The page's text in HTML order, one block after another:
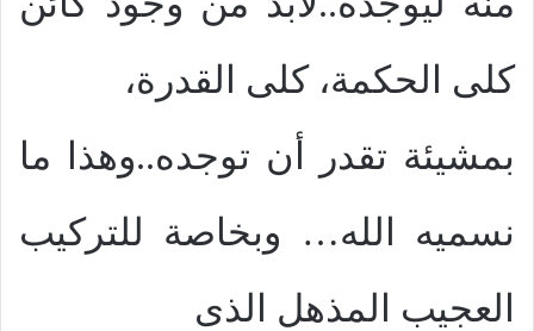
كلى الحكمة، كلى القدرة،
بمشيئة تقدر أن توجده..وهذا ما
نسميه الله… وبخاصة للتركيب
العجيب المذهل الذى